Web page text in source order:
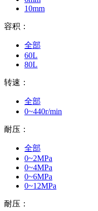
10mm
容积：
全部
60L
80L
转速：
全部
0~440r/min
耐压：
全部
0~2MPa
0~4MPa
0~6MPa
0~12MPa
耐压：